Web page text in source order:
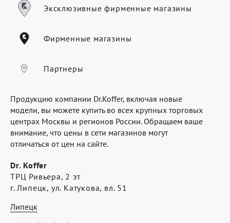
Контакты
Программа лояльности
данных
Эксклюзивные фирменные магазины
Фирменные магазины
Партнеры
Продукцию компании Dr.Koffer, включая новые
модели, вы можете купить во всех крупных торговых
центрах Москвы и регионов России. Обращаем ваше
внимание, что цены в сети магазинов могут
отличаться от цен на сайте.
Dr. Koffer
ТРЦ Ривьера, 2 эт
г. Липецк, ул. Катукова, вл. 51
Липецк